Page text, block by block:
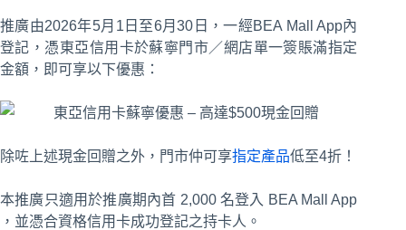
推廣由2026年5月1日至6月30日，一經BEA Mall App內
登記，憑東亞信用卡於蘇寧門市／網店單一簽賬滿指定
金額，即可享以下優惠：
除咗上述現金回贈之外，門市仲可享指定產品低至4折！
本推廣只適用於推廣期內首 2,000 名登入 BEA Mall App
，並憑合資格信用卡成功登記之持卡人。